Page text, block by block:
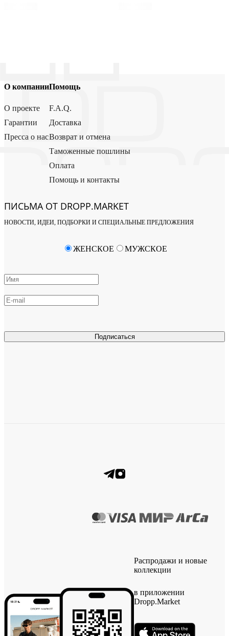
О компании
О проекте
Гарантии
Пресса о нас
Помощь
F.A.Q.
Доставка
Возврат и отмена
Таможенные пошлины
Оплата
Помощь и контакты
ПИСЬМА ОТ DROPP.MARKET
НОВОСТИ, ИДЕИ, ПОДБОРКИ И СПЕЦИАЛЬНЫЕ ПРЕДЛОЖЕНИЯ
Подписаться
ЖЕНСКОЕ МУЖСКОЕ
Распродажи и новые
коллекции
в приложении
Dropp.Market